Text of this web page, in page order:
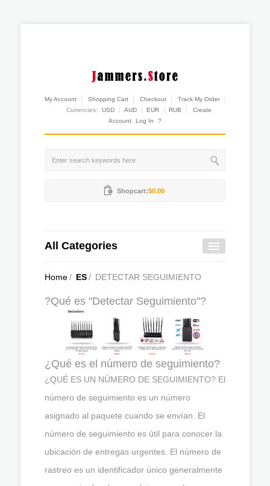
My Account Shopping Cart Checkout
Track My Order
Currencies:
USD AUD EUR RUB
Create
Account
Log In ?
Shopcart:$0.00
All Categories
Home/ ES/ DETECTAR SEGUIMIENTO
?Qué es "Detectar Seguimiento"?
¿Qué es el número de seguimiento?
¿QUÉ ES UN NÚMERO DE SEGUIMIENTO? El
número de seguimiento es un número
asignado al paquete cuando se envían. El
número de seguimiento es útil para conocer la
ubicación de entregas urgentes. El número de
rastreo es un identificador único generalmente